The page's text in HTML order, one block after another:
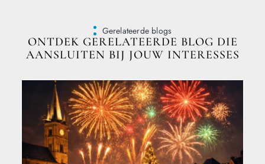
Gerelateerde blogs
ONTDEK GERELATEERDE BLOG DIE
AANSLUITEN BIJ JOUW INTERESSES